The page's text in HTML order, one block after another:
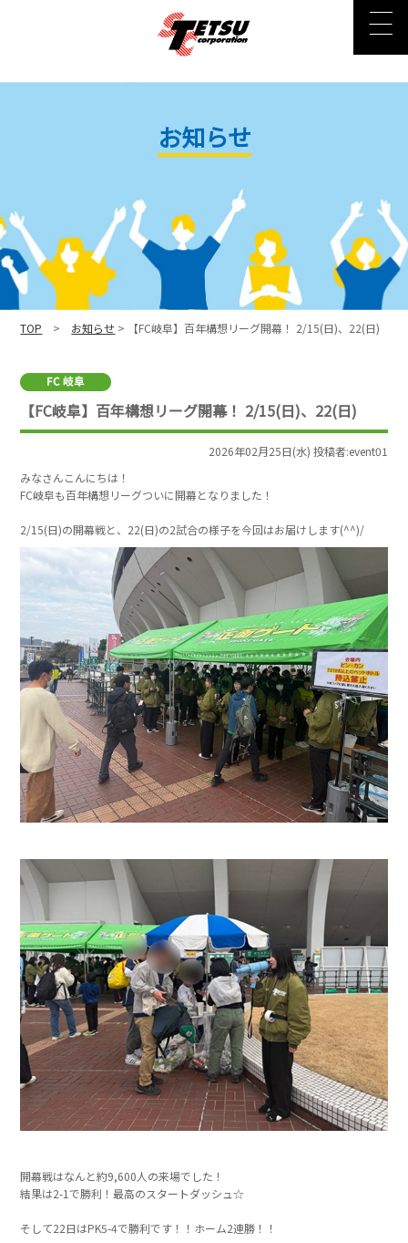
お知らせ
TOP > お知らせ > 【FC岐阜】百年構想リーグ開幕！ 2/15(日)、22(日)
【FC岐阜】百年構想リーグ開幕！ 2/15(日)、22(日)
2026年02月25日(水) 投稿者:event01
みなさんこんにちは！
FC岐阜も百年構想リーグついに開幕となりました！
2/15(日)の開幕戦と、22(日)の2試合の様子を今回はお届けします(^^)/
開幕戦はなんと約9,600人の来場でした！
結果は2-1で勝利！最高のスタートダッシュ☆
そして22日はPK5-4で勝利です！！ホーム2連勝！！